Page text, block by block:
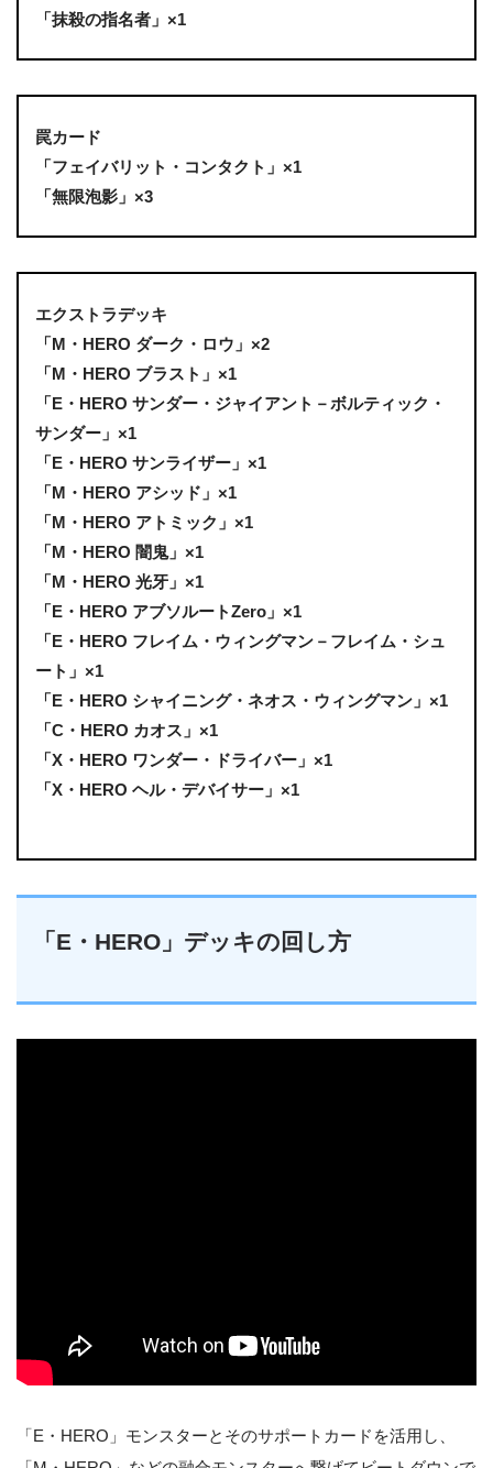
「抹殺の指名者」×1
罠カード
「フェイバリット・コンタクト」×1
「無限泡影」×3
エクストラデッキ
「M・HERO ダーク・ロウ」×2
「M・HERO ブラスト」×1
「E・HERO サンダー・ジャイアント－ボルティック・
サンダー」×1
「E・HERO サンライザー」×1
「M・HERO アシッド」×1
「M・HERO アトミック」×1
「M・HERO 闇鬼」×1
「M・HERO 光牙」×1
「E・HERO アブソルートZero」×1
「E・HERO フレイム・ウィングマン－フレイム・シュ
ート」×1
「E・HERO シャイニング・ネオス・ウィングマン」×1
「C・HERO カオス」×1
「X・HERO ワンダー・ドライバー」×1
「X・HERO ヘル・デバイサー」×1
「E・HERO」デッキの回し方
「E・HERO」モンスターとそのサポートカードを活用し、